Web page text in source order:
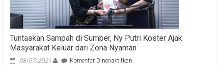
Kepengurusan
Provinsi
2024-
2029
Tuntaskan Sampah di Sumber, Ny Putri Koster Ajak
Masyarakat Keluar dari Zona Nyaman
08/07/2021 Komentar Dinonaktifkan